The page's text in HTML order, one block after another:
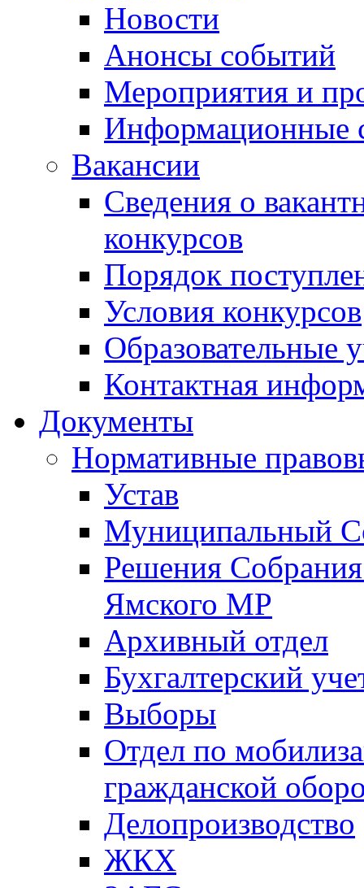
Новости
Анонсы событий
Мероприятия и
Информационные
Вакансии
Сведения о
конкурсов
Порядок
Условия конкурсов
Образовательные
Контактная
Документы
Нормативные
Устав
Муниципальный
Решения
Ямского МР
Архивный отдел
Бухгалтерский
Выборы
Отдел по
гражданской
Делопроизводство
ЖКХ